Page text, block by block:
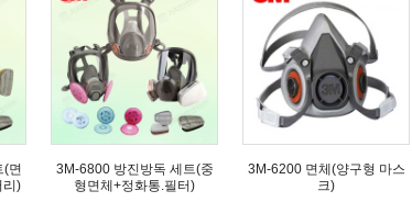
면
리)
3M-6800 방진방독 세트(중
형면체+정화통.필터)
3M-6200 면체(양구형 마스
크)